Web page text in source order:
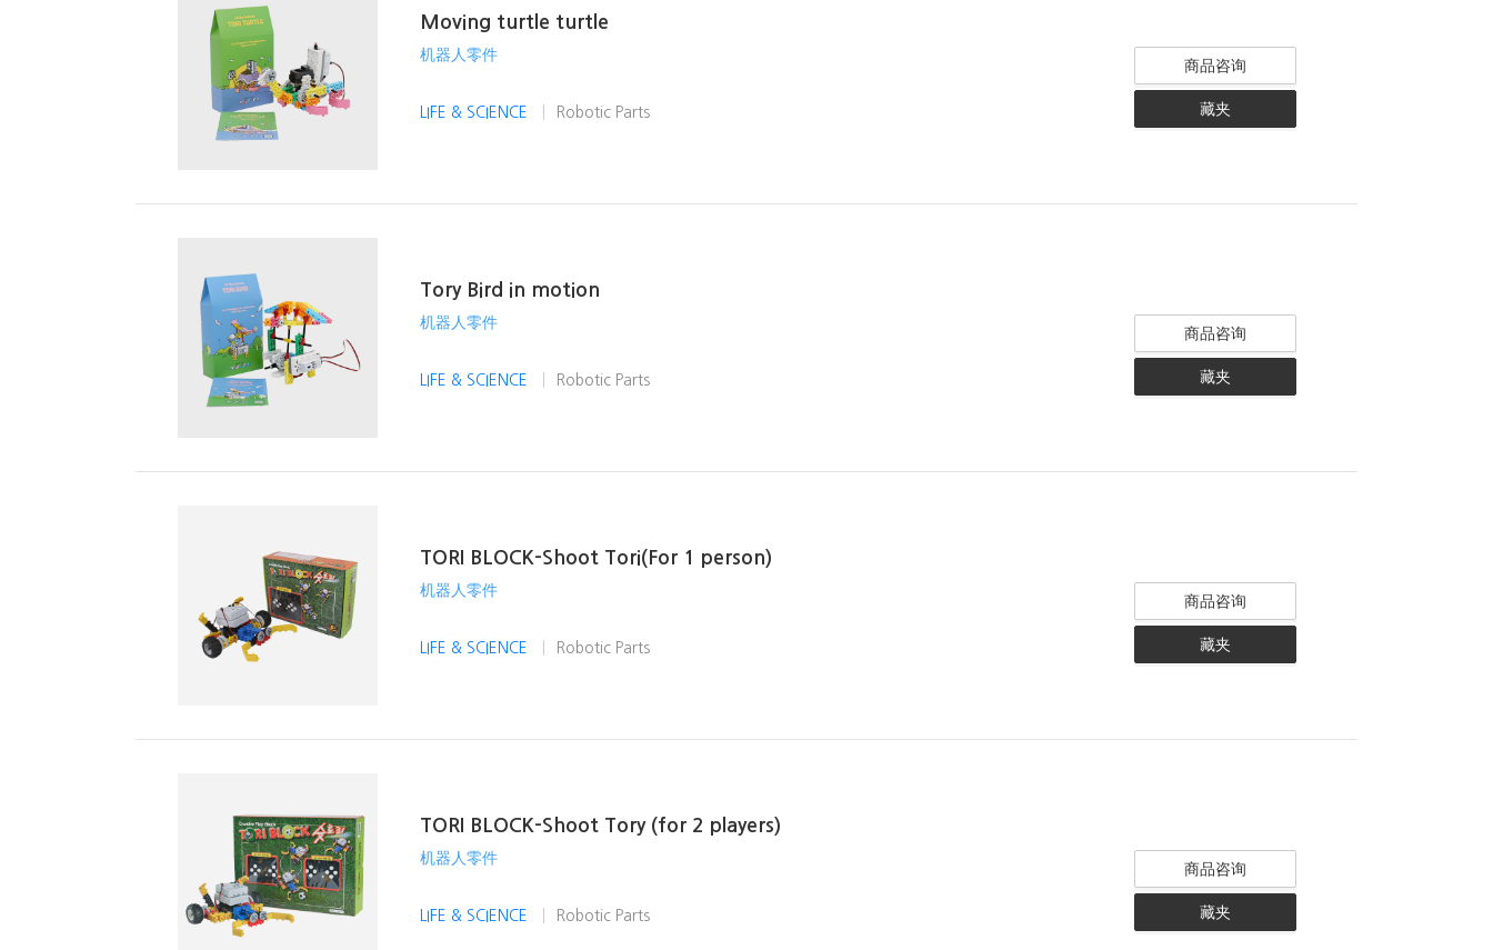
Moving turtle turtle
机器人零件
LIFE & SCIENCE Robotic Parts
商品咨询
藏夹
Tory Bird in motion
机器人零件
LIFE & SCIENCE Robotic Parts
商品咨询
藏夹
TORI BLOCK-Shoot Tori(For 1 person)
机器人零件
LIFE & SCIENCE Robotic Parts
商品咨询
藏夹
TORI BLOCK-Shoot Tory (for 2 players)
机器人零件
LIFE & SCIENCE Robotic Parts
商品咨询
藏夹